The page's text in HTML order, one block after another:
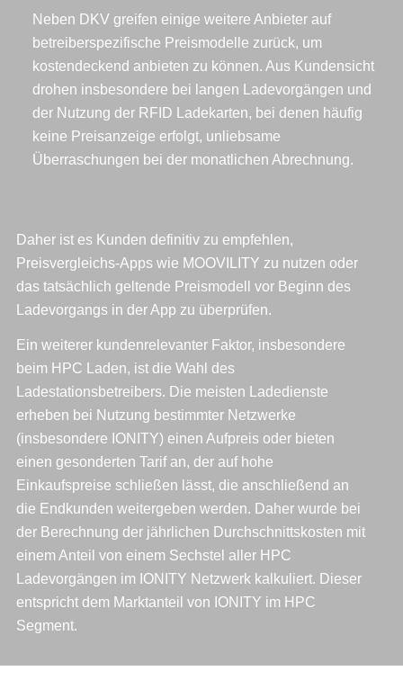
Neben DKV greifen einige weitere Anbieter auf
betreiberspezifische Preismodelle zurück, um
kostendeckend anbieten zu können. Aus Kundensicht
drohen insbesondere bei langen Ladevorgängen und
der Nutzung der RFID Ladekarten, bei denen häufig
keine Preisanzeige erfolgt, unliebsame
Überraschungen bei der monatlichen Abrechnung.
Daher ist es Kunden definitiv zu empfehlen,
Preisvergleichs-Apps wie MOOVILITY zu nutzen oder
das tatsächlich geltende Preismodell vor Beginn des
Ladevorgangs in der App zu überprüfen.
Ein weiterer kundenrelevanter Faktor, insbesondere
beim HPC Laden, ist die Wahl des
Ladestationsbetreibers. Die meisten Ladedienste
erheben bei Nutzung bestimmter Netzwerke
(insbesondere IONITY) einen Aufpreis oder bieten
einen gesonderten Tarif an, der auf hohe
Einkaufspreise schließen lässt, die anschließend an
die Endkunden weitergeben werden. Daher wurde bei
der Berechnung der jährlichen Durchschnittskosten mit
einem Anteil von einem Sechstel aller HPC
Ladevorgängen im IONITY Netzwerk kalkuliert. Dieser
entspricht dem Marktanteil von IONITY im HPC
Segment.